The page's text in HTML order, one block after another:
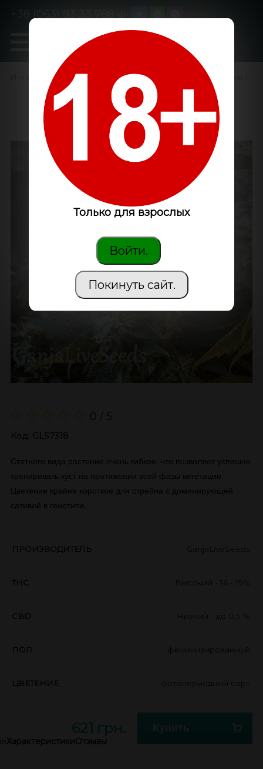
GanjaLiveSeeds
Только для взрослых
Войти.
Покинуть сайт.
Интернет-магазин Семена конопли Феминизированные
Power Africa feminised
GanjaLiveSeeds
0 / 5
Статного вида растение очень гибкое, что позволяет успешно
тренировать куст на протяжении всей фазы вегетации.
Цветение крайне короткое для стрейна с доминирующей
сативой в генотипе.
ХарактеристикиОтзывы